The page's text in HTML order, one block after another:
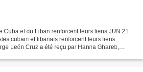
Cuba et du Liban renforcent leurs liens JUN 21
cubain et libanais renforcent leurs liens
León Cruz a été reçu par Hanna Ghareb,